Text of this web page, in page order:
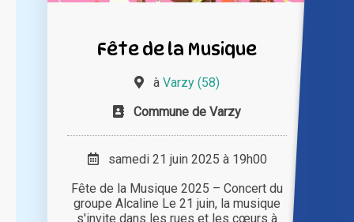
Fête de la Musique
à Varzy (58)
Commune de Varzy
samedi 21 juin 2025 à 19h00
Fête de la Musique 2025 – Concert du
groupe Alcaline Le 21 juin, la musique
s'invite dans les rues et les cœurs à